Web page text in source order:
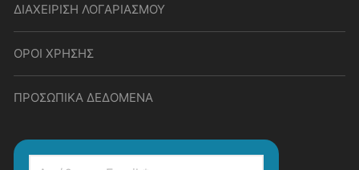
ΔΙΑΧΕΙΡΙΣΗ ΛΟΓΑΡΙΑΣΜΟΥ
ΟΡΟΙ ΧΡΗΣΗΣ
ΠΡΟΣΩΠΙΚΑ ΔΕΔΟΜΕΝΑ